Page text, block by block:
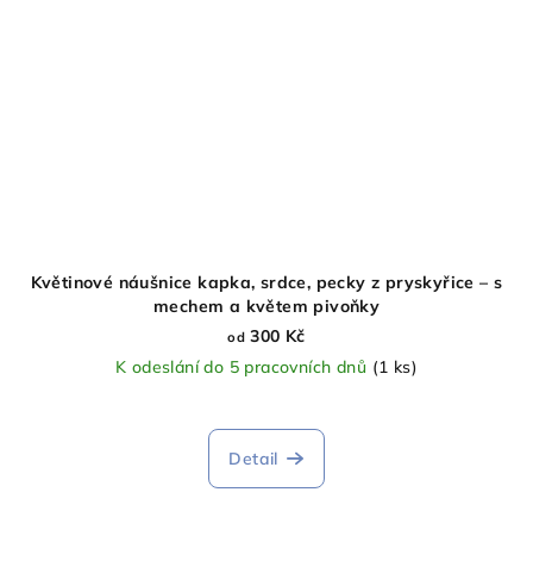
Květinové náušnice kapka, srdce, pecky z pryskyřice – s
mechem a květem pivoňky
od 300 Kč
K odeslání do 5 pracovních dnů (1 ks)
Detail